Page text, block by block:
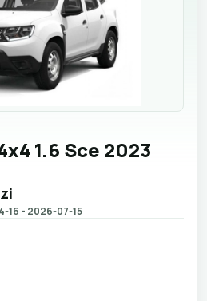
1.6 Sce 2023
16 - 2026-07-15